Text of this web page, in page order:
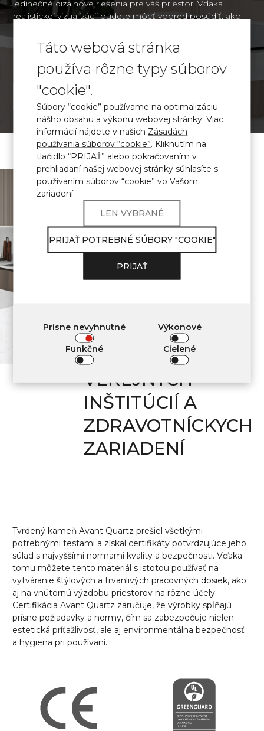
jedinečné dizajnové riešenia pre váš priestor. Vďaka
realistickej vizualizácii budete môcť vopred posúdiť, ako
vášho interiéru, a urobiť informované rozhodnutie o
dizajne.
VIZUALIZÁCIA
\ Certifikovanýkremenný kameň
Výrobky Avant Quartz
spĺňajú
POŽIADAVKY NA
POUŽITIE V
INTERIÉROVEJ
OBYTNÝCH
PRIESTOROV,
VEREJNÝCH
INŠTITÚCIÍ A
ZDRAVOTNÍCKYCH
ZARIADENÍ
Tvrdený kameň Avant Quartz prešiel všetkými
potrebnými testami a získal certifikáty potvrdzujúce jeho
súlad s najvyššími normami kvality a bezpečnosti. Vďaka
tomu môžete tento materiál s istotou používať na
vytváranie štýlových a trvanlivých pracovných dosiek, ako
aj na vnútornú výzdobu priestorov na rôzne účely.
Certifikácia Avant Quartz zaručuje, že výrobky spĺňajú
prísne požiadavky a normy, čím sa zabezpečuje nielen
estetická príťažlivosť, ale aj environmentálna bezpečnosť
a hygiena pri používaní.
Táto webová stránka
používa rôzne typy súborov
"cookie".
Súbory “cookie” používame na optimalizáciu
nášho obsahu a výkonu webovej stránky. Viac
informácií nájdete v našich Zásadách
používania súborov “cookie”. Kliknutím na
tlačidlo “PRIJAŤ” alebo pokračovaním v
prehliadaní našej webovej stránky súhlasíte s
používaním súborov “cookie” vo Vašom
zariadení.
LEN VYBRANÉ
PRIJAŤ POTREBNÉ SÚBORY "COOKIE"
PRIJAŤ
Prísne nevyhnutné Výkonové
Funkčné Cielené